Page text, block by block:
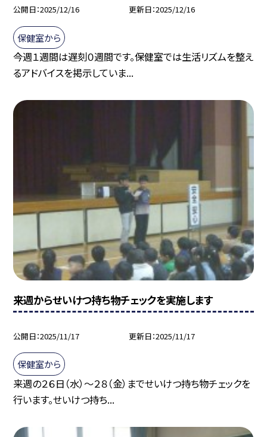
公開日 2025/12/16 更新日 2025/12/16
保健室から
今週１週間は遅刻０週間です。保健室では生活リズムを整え
るアドバイスを掲示していま...
来週からせいけつ持ち物チェックを実施します
公開日 2025/11/17 更新日 2025/11/17
保健室から
来週の２６日（水）～２８（金）までせいけつ持ち物チェックを
行います。せいけつ持ち...